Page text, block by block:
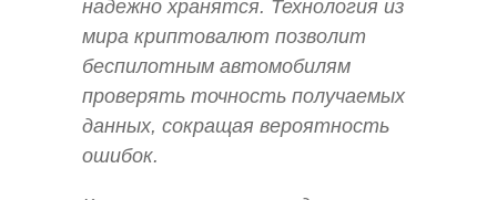
надежно хранятся. Технология из
мира криптовалют позволит
беспилотным автомобилям
проверять точность получаемых
данных, сокращая вероятность
ошибок.